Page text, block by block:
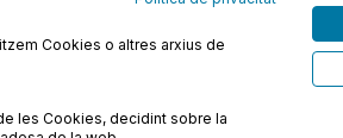
Cookies o altres arxius de
les Cookies, decidint sobre la